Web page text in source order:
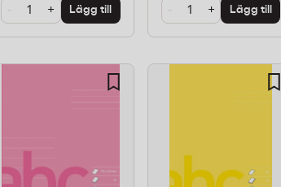
- + Lägg till - + Lägg till